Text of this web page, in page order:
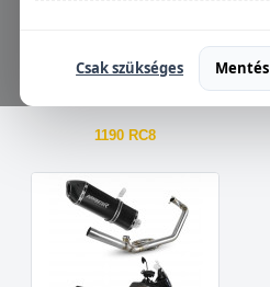
Csak szükséges Mentés
1190 RC8